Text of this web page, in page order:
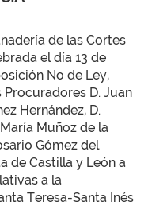
de las Cortes
el día 13 de
No de Ley,
D. Juan
Hernández, D.
Muñoz de la
Gómez del
de Castilla y León a
a la
Teresa-Santa Inés